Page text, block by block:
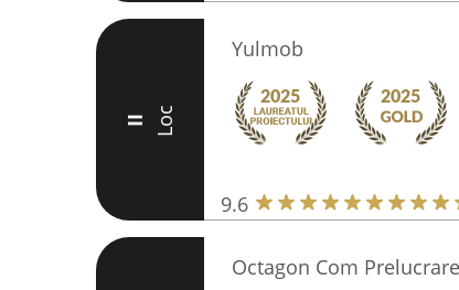
II Loc
Yulmob
9.6
Octagon Com